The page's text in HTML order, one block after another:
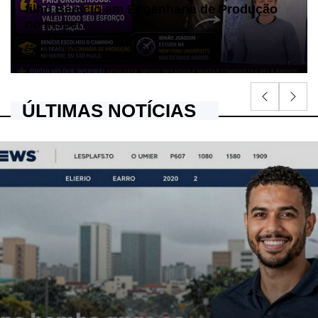
filho Benício em Engenharia de Produção
no Insper
on
30/07/2026
ÚLTIMAS NOTÍCIAS